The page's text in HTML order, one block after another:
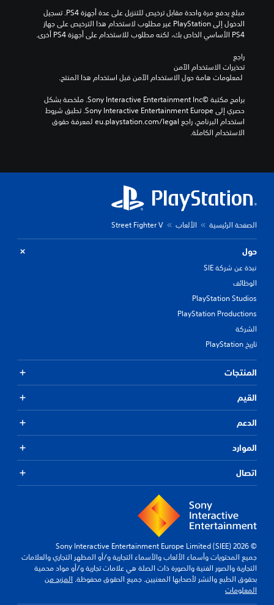
مبلغ يدفع مرة واحدة مقابل ترخيص للتنزيل على عدة أجهزة PS4. تسجيل
الدخول إلى PlayStation غير مطلوب لاستخدام هذا الترخيص على جهاز
PS4 الأساسي الخاص بك، لكنه مطلوب للاستخدام على أجهزة PS4 أخرى.
راجع
تحذيرات الاستخدام الآمن
برامج مكتبة ©Sony Interactive Entertainment Inc. ملخصة بشكل
حصري إلى Sony Interactive Entertainment Europe. تطبق شروط
استخدام البرنامج، راجع eu.playstation.com/legal لمعرفة حقوق
الاستخدام الكاملة.
الصفحة الرئيسية الألعاب Street Fighter V
حول
نبذة عن شركة SIE
الوظائف
PlayStation Studios
PlayStation Productions
الشركة
تاريخ PlayStation
المنتجات
القيم
الدعم
الموارد
اتصال
© 2026 Sony Interactive Entertainment Europe Limited (SIEE)
جميع المحتويات وأسماء الألعاب والأسماء التجارية و/أو المظهر التجاري والعلامات
التجارية والصور الفنية والصورة ذات الصلة هي علامات تجارية و/أو مواد محمية
بحقوق الطبع والنشر لأصحابها المعنيين. جميع الحقوق محفوظة.المزيد من
المعلومات